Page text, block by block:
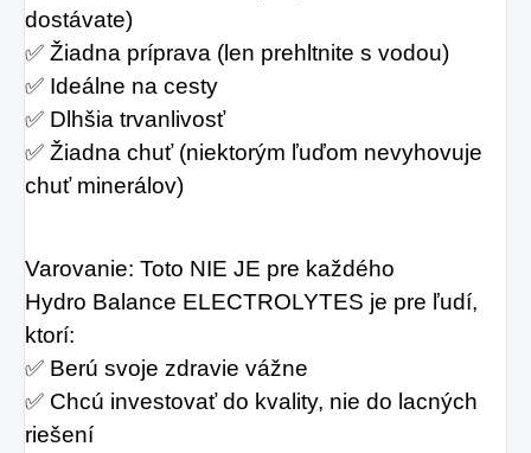
dostávate)
✅ Žiadna príprava (len prehltnite s vodou)
✅ Ideálne na cesty
✅ Dlhšia trvanlivosť
✅ Žiadna chuť (niektorým ľuďom nevyhovuje
chuť minerálov)
Varovanie: Toto NIE JE pre každého
Hydro Balance ELECTROLYTES je pre ľudí,
ktorí:
✅ Berú svoje zdravie vážne
✅ Chcú investovať do kvality, nie do lacných
riešení